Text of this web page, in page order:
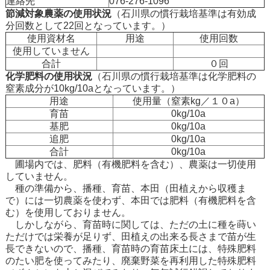
節減対象農薬の使用状況（石川県の慣行栽培基準は有効成
分回数として22回となっています。）
使用資材名
用途
使用回数
使用していません
合計
０回
化学肥料の使用状況（石川県の慣行栽培基準は化学肥料の
窒素成分が10kg/10aとなっています。）
用途
使用量（窒素kg／１０a）
育苗
0kg/10a
基肥
0kg/10a
追肥
0kg/10a
合計
0kg/10a
圃場内では、肥料（有機肥料を含む）、農薬は一切使用
していません。
種の準備から、播種、育苗、本田（田植えから収穫ま
で）には一切農薬を使わず、本田では肥料（有機肥料を含
む）を使用しておりません。
しかしながら、育苗時に関しては、ただの土に種を蒔い
ただけでは栄養が足りず、田植えの出来る長さまで苗が生
長できないので、播種、育苗時の育苗床土には、特殊肥料
のたい肥を使ってみたり、廃棄野菜を再利用した特殊肥料